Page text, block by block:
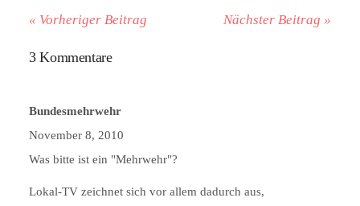
« Vorheriger Beitrag Nächster Beitrag »
3 Kommentare
Bundesmehrwehr
November 8, 2010
Was bitte ist ein "Mehrwehr"?
Lokal-TV zeichnet sich vor allem dadurch aus,